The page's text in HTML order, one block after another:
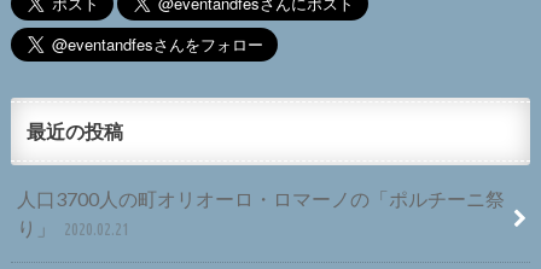
最近の投稿
人口3700人の町オリオーロ・ロマーノの「ポルチーニ祭
り」
2020.02.21